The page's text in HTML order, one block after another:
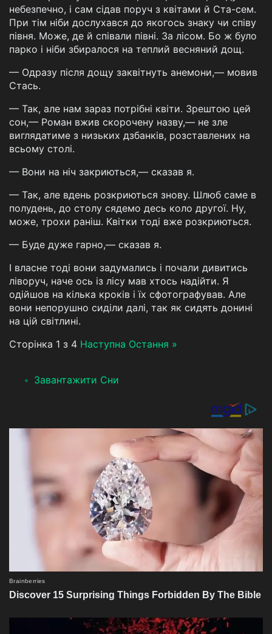
небезпечно, і сам сідав поруч з квітами й Ста-сем.
При тім ніби дослухався до якогось знаку чи співу
півня. Може, де й співали півні. За лісом. Бо ж було
парко і ніби збиралося на теплий весняний дощ.
— Одразу після дощу заквітнуть анемони,— мовив
Стась.
— Так, але нам зараз потрібні квіти. Зрештою цей
сон,— Роман вжив скорочену назву,— не зле
виглядатиме з низьких дзбанків, розставлених на
всьому столі.
— Вони на ніч закриються,— сказав я.
— Так, але вдень розкриються знову. Шлюб саме в
полудень, до столу сядемо десь коло другої. Ну,
може, трохи раніш. Квітки тоді вже розкриються.
— Буде дуже гарно,— сказав я.
І власне тоді вони задумались і почали дивитись
ліворуч, наче ось із лісу мав хтось надійти. Я
одійшов на кілька кроків і їх сфотографував. Але
вони непорушно сиділи далі, так як сидять донині
на цій світлині.
Сторінка 1 з 4 Наступна Остання »
Завантажити Сни